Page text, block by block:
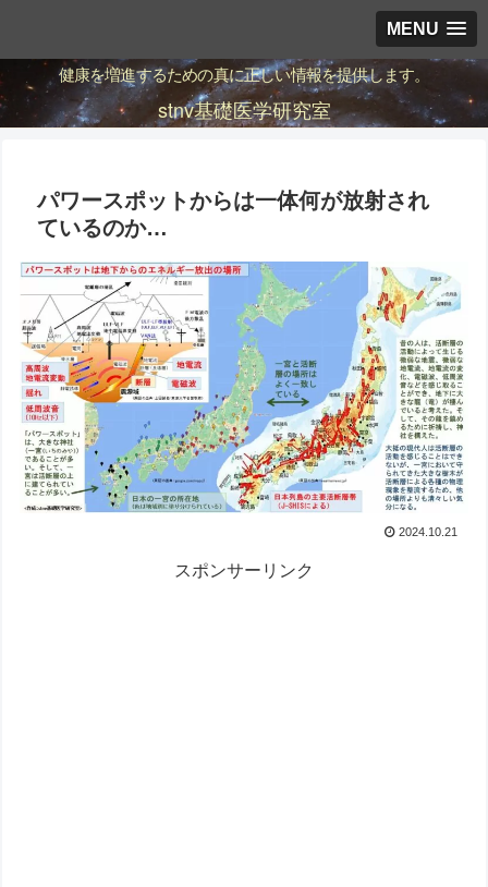
MENU
健康を増進するための真に正しい情報を提供します。
stnv基礎医学研究室
パワースポットからは一体何が放射され
ているのか…
2024.10.21
スポンサーリンク